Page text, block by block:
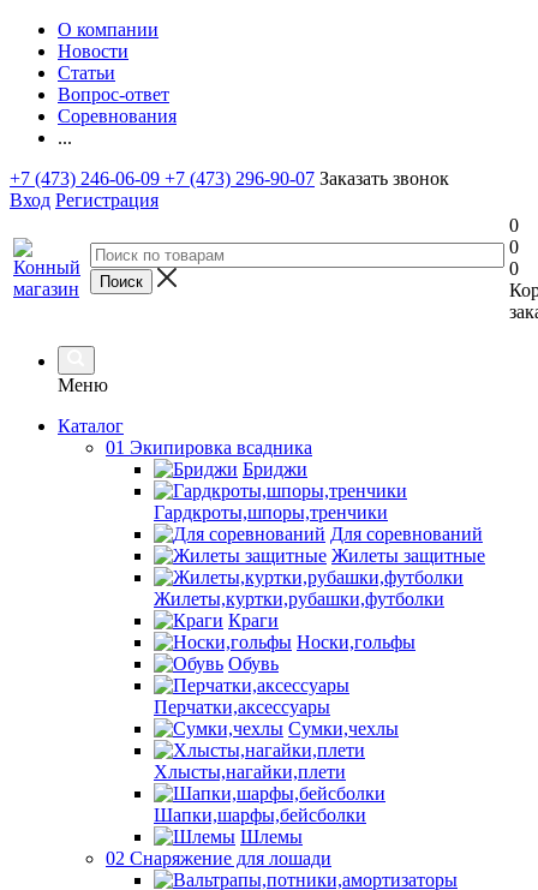
О компании
Новости
Статьи
Вопрос-ответ
Соревнования
...
+7 (473) 246-06-09 +7 (473) 296-90-07 Заказать звонок
Вход Регистрация
0
0
0
Меню
Каталог
01 Экипировка всадника
Бриджи
Гардкроты,шпоры,тренчики
Для соревнований
Жилеты защитные
Жилеты,куртки,рубашки,футболки
Краги
Носки,гольфы
Обувь
Перчатки,аксессуары
Сумки,чехлы
Хлысты,нагайки,плети
Шапки,шарфы,бейсболки
Шлемы
02 Снаряжение для лошади